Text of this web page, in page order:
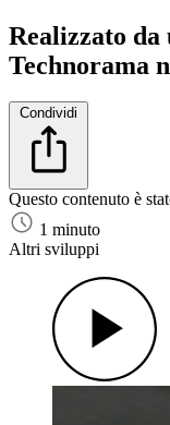
Realizzato
Technorama
Condividi
Questo contenuto è
1 minuto
Altri sviluppi